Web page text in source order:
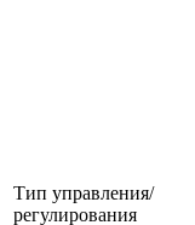
Тип управления/
регулирования